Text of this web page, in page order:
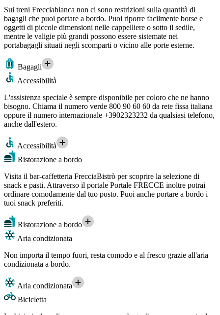
Sui treni Frecciabianca non ci sono restrizioni sulla quantità di
bagagli che puoi portare a bordo. Puoi riporre facilmente borse e
oggetti di piccole dimensioni nelle cappelliere o sotto il sedile,
mentre le valigie più grandi possono essere sistemate nei
portabagagli situati negli scomparti o vicino alle porte esterne.
Bagagli
Accessibilità
L'assistenza speciale è sempre disponibile per coloro che ne hanno
bisogno. Chiama il numero verde 800 90 60 60 da rete fissa italiana
oppure il numero internazionale +3902323232 da qualsiasi telefono,
anche dall'estero.
Accessibilità
Ristorazione a bordo
Visita il bar-caffetteria FrecciaBistrò per scoprire la selezione di
snack e pasti. Attraverso il portale Portale FRECCE inoltre potrai
ordinare comodamente dal tuo posto. Puoi anche portare a bordo i
tuoi snack preferiti.
Ristorazione a bordo
Aria condizionata
Non importa il tempo fuori, resta comodo e al fresco grazie all'aria
condizionata a bordo.
Aria condizionata
Bicicletta